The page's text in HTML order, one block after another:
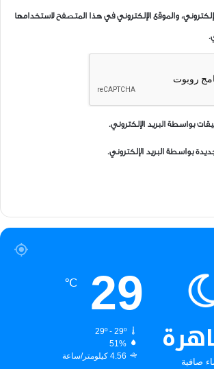
والموقع الإلكتروني في هذا المتصفح لاستخدامها
بواسطة البريد الإلكتروني.
بواسطة البريد الإلكتروني.
صافية
29
℃
29º - 29º
51%
4.56 كيلومتر/ساعة